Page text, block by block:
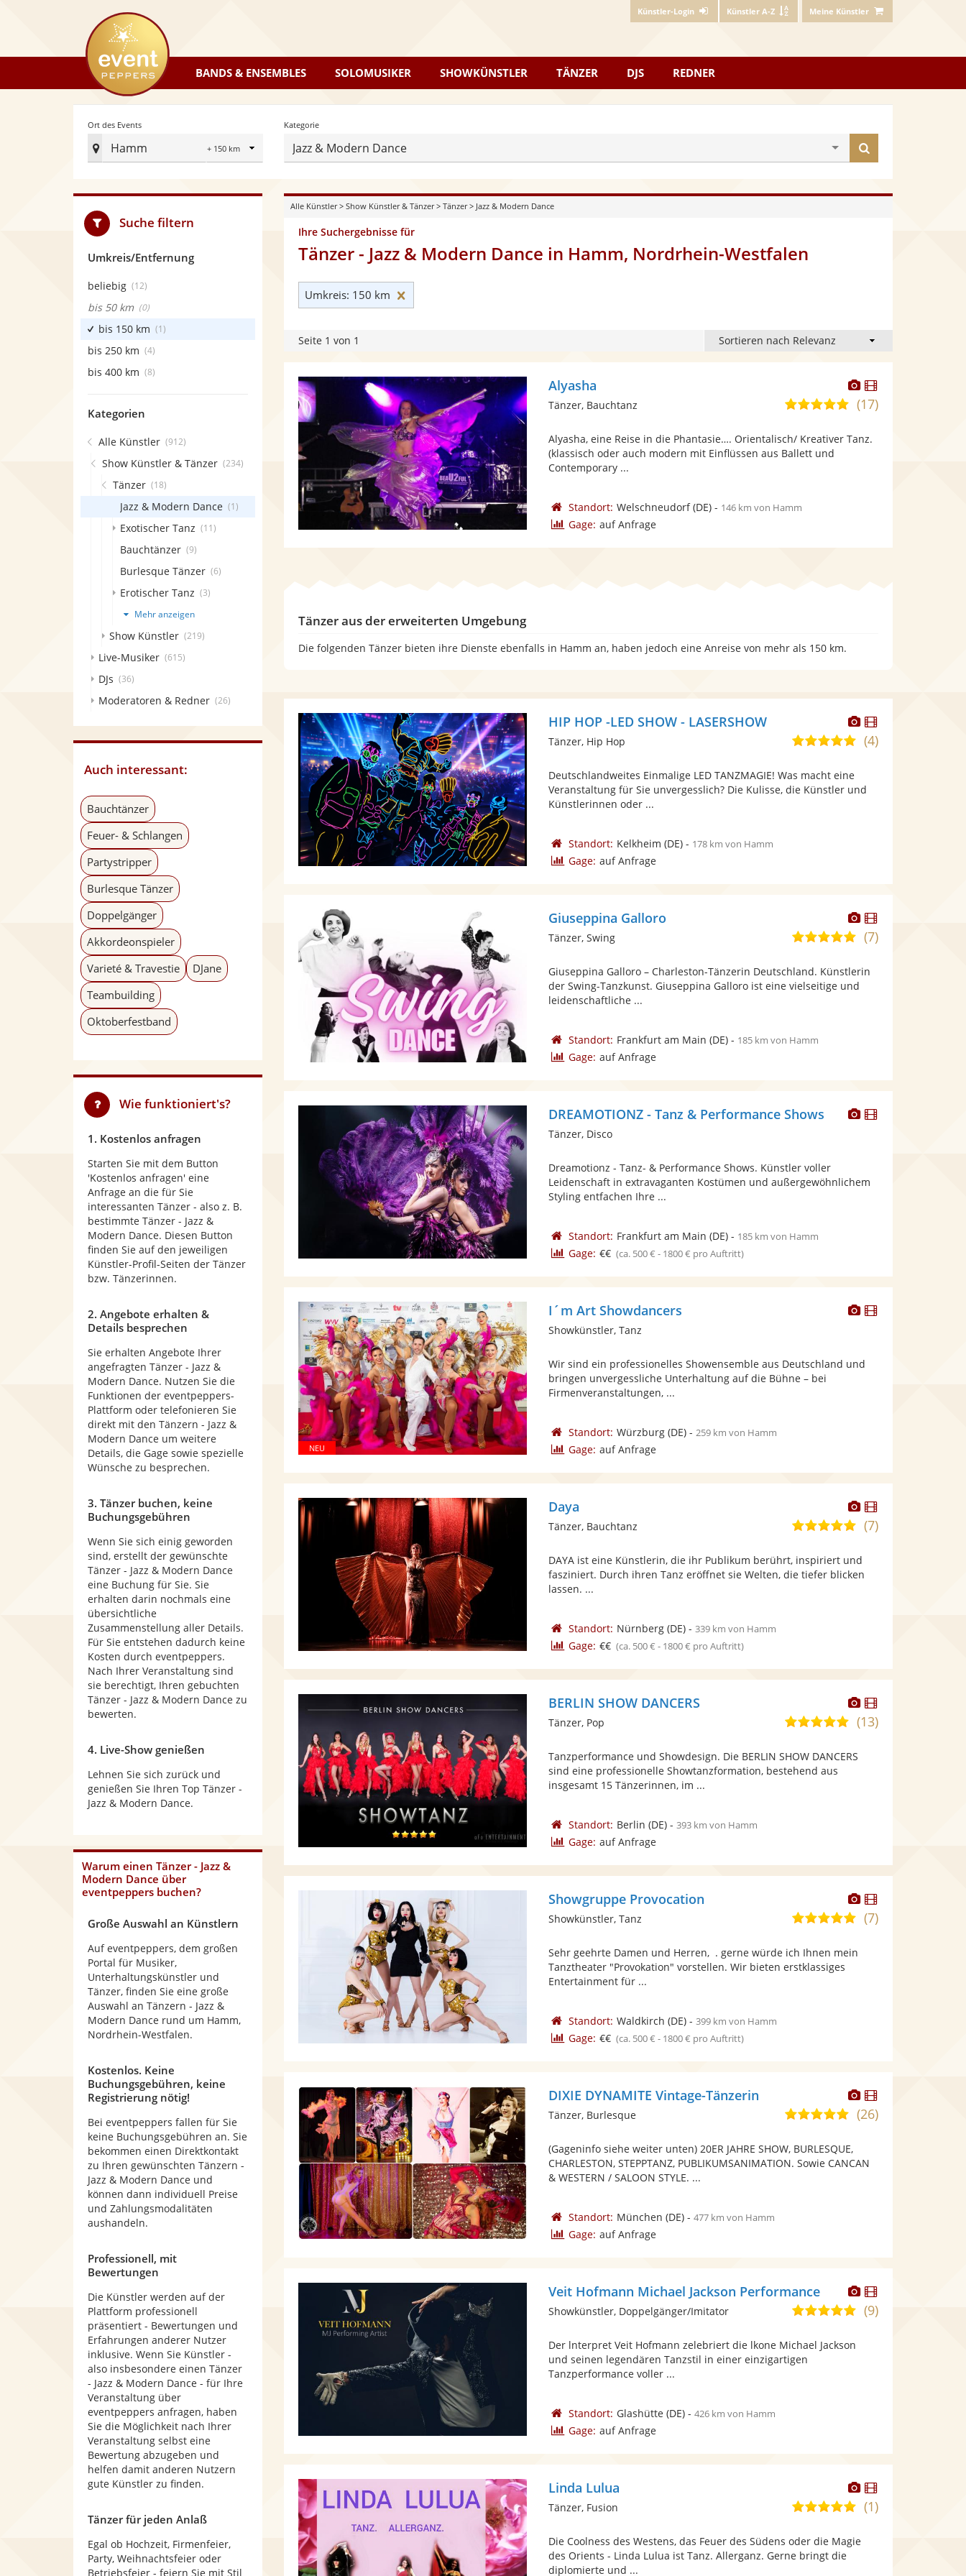
Künstler-Login Künstler A-Z Meine Künstler
eventpeppers
BANDS & ENSEMBLES SOLOMUSIKER SHOWKÜNSTLER TÄNZER DJS REDNER
Ort des Events
Hamm
Radius
Ort
Events
festlegen
Kategorie
Jazz & Modern Dance
finden
Alle Künstler> Show Künstler & Tänzer> Tänzer> Jazz & Modern Dance
Ihre Suchergebnisse für
Tänzer - Jazz & Modern Dance in Hamm, Nordrhein-Westfalen
Umkreis: 150 km
Seite 1 von 1
Dieser
Künstler
stellt
bereit.
Dieser
Künstler
Alyasha
5,0
5
(17)
Tänzer, Bauchtanz
Alyasha, eine Reise in die Phantasie…. Orientalisch/ Kreativer Tanz.
(klassisch oder auch modern mit Einflüssen aus Ballett und
Contemporary ...
Standort: Welschneudorf(DE)- 146 km von Hamm
Gage: auf Anfrage
Tänzer aus der erweiterten Umgebung
Die folgenden Tänzer bieten ihre Dienste ebenfalls in Hamm an, haben jedoch eine Anreise von mehr als 150 km.
Dieser
Künstler
stellt
bereit.
Dieser
Künstler
HIP HOP -LED SHOW - LASERSHOW
5,0
Sternen
(4)
Tänzer, Hip Hop
Deutschlandweites Einmalige LED TANZMAGIE! Was macht eine
Veranstaltung für Sie unvergesslich? Die Kulisse, die Künstler und
Künstlerinnen oder ...
Standort: Kelkheim (DE)- 178 km von Hamm
Gage: auf Anfrage
Dieser
Künstler
stellt
Fotos
bereit.
Dieser
Künstler
Giuseppina Galloro
5,0
5
Sternen
(7)
Tänzer, Swing
Giuseppina Galloro – Charleston-Tänzerin Deutschland. Künstlerin
der Swing-Tanzkunst. Giuseppina Galloro ist eine vielseitige und
leidenschaftliche ...
Standort: Frankfurt am Main (DE)- 185 km von Hamm
Gage: auf Anfrage
DieserDieser
DREAMOTIONZ - Tanz & Performance Shows
Tänzer, Disco
Dreamotionz - Tanz- & Performance Shows. Künstler voller
Leidenschaft in extravaganten Kostümen und außergewöhnlichem
Styling entfachen Ihre ...
Standort: Frankfurt am Main (DE)- 185 km von Hamm
Gage: €€ (ca. 500 € - 1800 € pro Auftritt)
Dieser
Fotos
bereit.
Dieser
I´m Art Showdancers
Showkünstler, Tanz
Wir sind ein professionelles Showensemble aus Deutschland und
bringen unvergessliche Unterhaltung auf die Bühne – bei
Firmenveranstaltungen, ...
Standort: Würzburg(DE)- 259 km von Hamm
Gage: auf Anfrage
Dieser
Künstler
stellt
Fotos
bereit.
Dieser
Künstler
Daya
5,0
5
Sternen
(7)
Tänzer, Bauchtanz
DAYA ist eine Künstlerin, die ihr Publikum berührt, inspiriert und
fasziniert. Durch ihren Tanz eröffnet sie Welten, die tiefer blicken
lassen. ...
Standort: Nürnberg(DE)- 339 km von Hamm
Gage: €€ (ca. 500 € - 1800 € pro Auftritt)
Dieser
Künstler
stellt
Dieser
Künstler
BERLIN SHOW DANCERS
5,0
5
(13)
Tänzer, Pop
Tanzperformance und Showdesign. Die BERLIN SHOW DANCERS
sind eine professionelle Showtanzformation, bestehend aus
insgesamt 15 Tänzerinnen, im ...
Standort: Berlin (DE)- 393 km von Hamm
Gage: auf Anfrage
Dieser
Künstler
stellt
Dieser
Künstler
Showgruppe Provocation
4,9
5
(7)
Showkünstler, Tanz
Sehr geehrte Damen und Herren, . gerne würde ich Ihnen mein
Tanztheater "Provokation" vorstellen. Wir bieten erstklassiges
Entertainment für ...
Standort: Waldkirch (DE)- 399 km von Hamm
Gage: €€ (ca. 500 € - 1800 € pro Auftritt)
Dieser
Künstler
stellt
bereit.
Dieser
Künstler
DIXIE DYNAMITE Vintage-Tänzerin
5,0
5
Sternen
(26)
Tänzer, Burlesque
(Gageninfo siehe weiter unten) 20ER JAHRE SHOW, BURLESQUE,
CHARLESTON, STEPPTANZ, PUBLIKUMSANIMATION. Sowie CANCAN
& WESTERN / SALOON STYLE. ...
Standort: München (DE)- 477 km von Hamm
Gage: auf Anfrage
Dieser
Künstler
stellt
Dieser
Künstler
Veit Hofmann Michael Jackson Performance
5,0(9)
Showkünstler, Doppelgänger/Imitator
Der lnterpret Veit Hofmann zelebriert die lkone Michael Jackson
und seinen legendären Tanzstil in einer einzigartigen
Tanzperformance voller ...
Standort: Glashütte(DE)- 426 km von Hamm
Gage: auf Anfrage
Dieser
Künstler
stellt
Dieser
Künstler
Linda Lulua
5,0
5
(1)
Tänzer, Fusion
Die Coolness des Westens, das Feuer des Südens oder die Magie
des Orients - Linda Lulua ist Tanz. Allerganz. Gerne bringt die
diplomierte und ...
Suche filtern
Umkreis/Entfernung
beliebig (12)
bis 50 km (0)
bis 150 km (1)
bis 250 km (4)
bis 400 km (8)
Kategorien
Alle Künstler (912)
Show Künstler & Tänzer (234)
Tänzer (18)
Jazz & Modern Dance (1)
Exotischer Tanz (11)
Bauchtänzer (9)
Burlesque Tänzer (6)
Erotischer Tanz (3)
Mehr anzeigen
Show Künstler (219)
Live-Musiker (615)
DJs (36)
Moderatoren & Redner (26)
Auch interessant:
Bauchtänzer
Feuer- & Schlangen
Partystripper
Burlesque Tänzer
Doppelgänger
Akkordeonspieler
Varieté & Travestie
DJane
Teambuilding
Oktoberfestband
Wie funktioniert's?
1. Kostenlos anfragen
Starten Sie mit dem Button
'Kostenlos anfragen' eine
Anfrage an die für Sie
interessanten Tänzer - also z. B.
bestimmte Tänzer - Jazz &
Modern Dance. Diesen Button
finden Sie auf den jeweiligen
Künstler-Profil-Seiten der Tänzer
bzw. Tänzerinnen.
2. Angebote erhalten &
Details besprechen
Sie erhalten Angebote Ihrer
angefragten Tänzer - Jazz &
Modern Dance. Nutzen Sie die
Funktionen der eventpeppers-
Plattform oder telefonieren Sie
direkt mit den Tänzern - Jazz &
Modern Dance um weitere
Details, die Gage sowie spezielle
Wünsche zu besprechen.
3. Tänzer buchen, keine
Buchungsgebühren
Wenn Sie sich einig geworden
sind, erstellt der gewünschte
Tänzer - Jazz & Modern Dance
eine Buchung für Sie. Sie
erhalten darin nochmals eine
übersichtliche
Zusammenstellung aller Details.
Für Sie entstehen dadurch keine
Kosten durch eventpeppers.
Nach Ihrer Veranstaltung sind
sie berechtigt, Ihren gebuchten
Tänzer - Jazz & Modern Dance zu
bewerten.
4. Live-Show genießen
Lehnen Sie sich zurück und
genießen Sie Ihren Top Tänzer -
Jazz & Modern Dance.
Warum einen Tänzer - Jazz &
Modern Dance über
eventpeppers buchen?
Große Auswahl an Künstlern
Auf eventpeppers, dem großen
Portal für Musiker,
Unterhaltungskünstler und
Tänzer, finden Sie eine große
Auswahl an Tänzern - Jazz &
Modern Dance rund um Hamm,
Nordrhein-Westfalen.
Kostenlos. Keine
Buchungsgebühren, keine
Registrierung nötig!
Bei eventpeppers fallen für Sie
keine Buchungsgebühren an. Sie
bekommen einen Direktkontakt
zu Ihren gewünschten Tänzern -
Jazz & Modern Dance und
können dann individuell Preise
und Zahlungsmodalitäten
aushandeln.
Professionell, mit
Bewertungen
Die Künstler werden auf der
Plattform professionell
präsentiert - Bewertungen und
Erfahrungen anderer Nutzer
inklusive. Wenn Sie Künstler -
also insbesondere einen Tänzer
- Jazz & Modern Dance - für Ihre
Veranstaltung über
eventpeppers anfragen, haben
Sie die Möglichkeit nach Ihrer
Veranstaltung selbst eine
Bewertung abzugeben und
helfen damit anderen Nutzern
gute Künstler zu finden.
Tänzer für jeden Anlaß
Egal ob Hochzeit, Firmenfeier,
Party, Weihnachtsfeier oder
Betriebsfeier - feiern Sie mit Stil